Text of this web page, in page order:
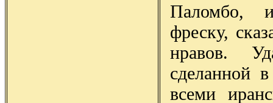
Паломбо,
фреску,
нравов.
сделанной
всеми